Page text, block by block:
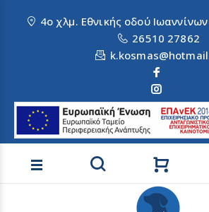
4ο χλμ. Εθνικής οδού
26510 27862
Αναζήτηση προϊόντων